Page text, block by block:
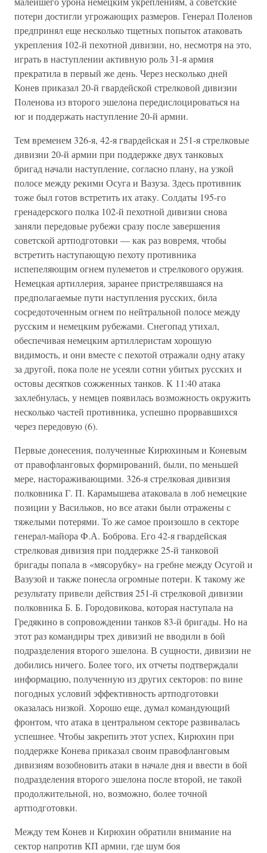
потери достигли угрожающих размеров. Генерал Поленов
предпринял еще несколько тщетных попыток атаковать
укрепления 102-й пехотной дивизии, но, несмотря на это,
играть в наступлении активную роль 31-я армия
прекратила в первый же день. Через несколько дней
Конев приказал 20-й гвардейской стрелковой дивизии
Поленова из второго эшелона передислоцироваться на
юг и поддержать наступление 20-й армии.
Тем временем 326-я, 42-я гвардейская и 251-я стрелковые
дивизии 20-й армии при поддержке двух танковых
бригад начали наступление, согласно плану, на узкой
полосе между рекими Осуга и Вазуза. Здесь противник
тоже был готов встретить их атаку. Солдаты 195-го
гренадерского полка 102-й пехотной дивизии снова
заняли передовые рубежи сразу после завершения
советской артподготовки — как раз вовремя, чтобы
встретить наступающую пехоту противника
испепеляющим огнем пулеметов и стрелкового оружия.
Немецкая артиллерия, заранее пристрелявшаяся на
предполагаемые пути наступления русских, била
сосредоточенным огнем по нейтральной полосе между
русским и немецким рубежами. Снегопад утихал,
обеспечивая немецким артиллеристам хорошую
видимость, и они вместе с пехотой отражали одну атаку
за другой, пока поле не усеяли сотни убитых русских и
остовы десятков сожженных танков. К 11:40 атака
захлебнулась, у немцев появилась возможность окружить
несколько частей противника, успешно прорвавшихся
через передовую (6).
Первые донесения, полученные Кирюхиным и Коневым
от правофланговых формирований, были, по меньшей
мере, настораживающими. 326-я стрелковая дивизия
полковника Г. П. Карамышева атаковала в лоб немецкие
позиции у Васильков, но все атаки были отражены с
тяжелыми потерями. То же самое произошло в секторе
генерал-майора Ф.А. Боброва. Его 42-я гвардейская
стрелковая дивизия при поддержке 25-й танковой
бригады попала в «мясорубку» на гребне между Осугой и
Вазузой и также понесла огромные потери. К такому же
результату привели действия 251-й стрелковой дивизии
полковника Б. Б. Городовикова, которая наступала на
Гредякино в сопровождении танков 83-й бригады. Но на
этот раз командиры трех дивизий не вводили в бой
подразделения второго эшелона. В сущности, дивизии не
добились ничего. Более того, их отчеты подтверждали
информацию, полученную из других секторов: по вине
погодных условий эффективность артподготовки
оказалась низкой. Хорошо еще, думал командующий
фронтом, что атака в центральном секторе развивалась
успешнее. Чтобы закрепить этот успех, Кирюхин при
поддержке Конева приказал своим правофланговым
дивизиям возобновить атаки в начале дня и ввести в бой
подразделения второго эшелона после второй, не такой
продолжительной, но, возможно, более точной
артподготовки.
Между тем Конев и Кирюхин обратили внимание на
сектор напротив КП армии, где шум боя